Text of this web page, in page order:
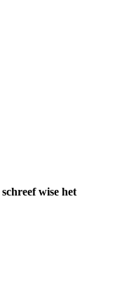
schreef wise het